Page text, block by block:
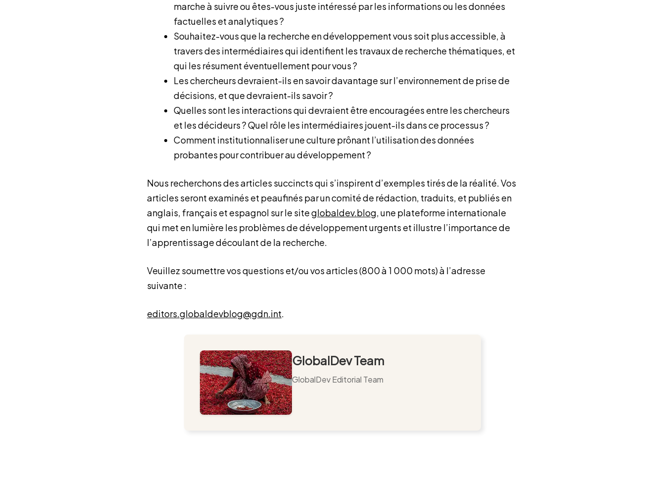
marche à suivre ou êtes-vous juste intéressé par les informations ou les données
factuelles et analytiques ?
Souhaitez-vous que la recherche en développement vous soit plus accessible, à
travers des intermédiaires qui identifient les travaux de recherche thématiques, et
qui les résument éventuellement pour vous ?
Les chercheurs devraient-ils en savoir davantage sur l’environnement de prise de
décisions, et que devraient-ils savoir ?
Quelles sont les interactions qui devraient être encouragées entre les chercheurs
et les décideurs ? Quel rôle les intermédiaires jouent-ils dans ce processus ?
Comment institutionnaliser une culture prônant l’utilisation des données
probantes pour contribuer au développement ?
Nous recherchons des articles succincts qui s’inspirent d’exemples tirés de la réalité. Vos
articles seront examinés et peaufinés par un comité de rédaction, traduits, et publiés en
anglais, français et espagnol sur le siteglobaldev.blog, une plateforme internationale
qui met en lumière les problèmes de développement urgents et illustre l’importance de
l’apprentissage découlant de la recherche.
Veuillez soumettre vos questions et/ou vos articles (800 à 1 000 mots) à l’adresse
suivante :
editors.globaldevblog@gdn.int.
GlobalDev Team
GlobalDev Editorial Team